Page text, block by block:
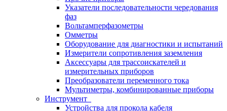
Указатели последовательности чередования
фаз
Вольтамперфазометры
Омметры
Оборудование для диагностики и испытаний
Измерители сопротивления заземления
Аксессуары для трассоискателей и
измерительных приборов
Преобразователи переменного тока
Мультиметры, комбинированные приборы
Инструмент
Устройства для прокола кабеля